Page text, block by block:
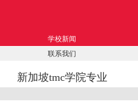
学校新闻
联系我们
新加坡tmc学院专业